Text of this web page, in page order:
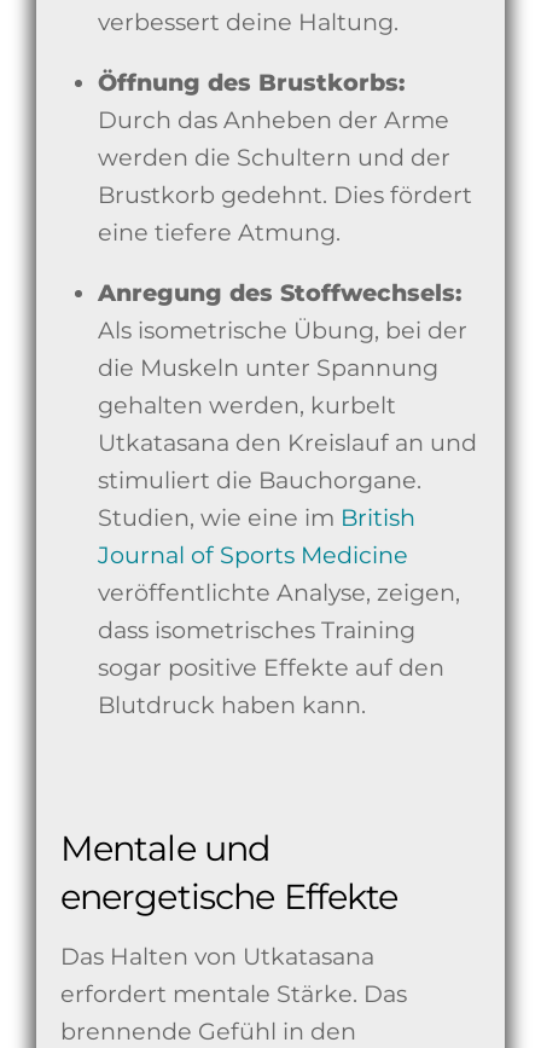
verbessert deine Haltung.
Öffnung des Brustkorbs:
Durch das Anheben der Arme
werden die Schultern und der
Brustkorb gedehnt. Dies fördert
eine tiefere Atmung.
Anregung des Stoffwechsels:
Als isometrische Übung, bei der
die Muskeln unter Spannung
gehalten werden, kurbelt
Utkatasana den Kreislauf an und
stimuliert die Bauchorgane.
Studien, wie eine im British
Journal of Sports Medicine
veröffentlichte Analyse, zeigen,
dass isometrisches Training
sogar positive Effekte auf den
Blutdruck haben kann.
Mentale und
energetische Effekte
Das Halten von Utkatasana
erfordert mentale Stärke. Das
brennende Gefühl in den